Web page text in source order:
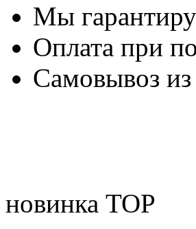
Мы
Оплата при
Самовывоз из
новинка TOP